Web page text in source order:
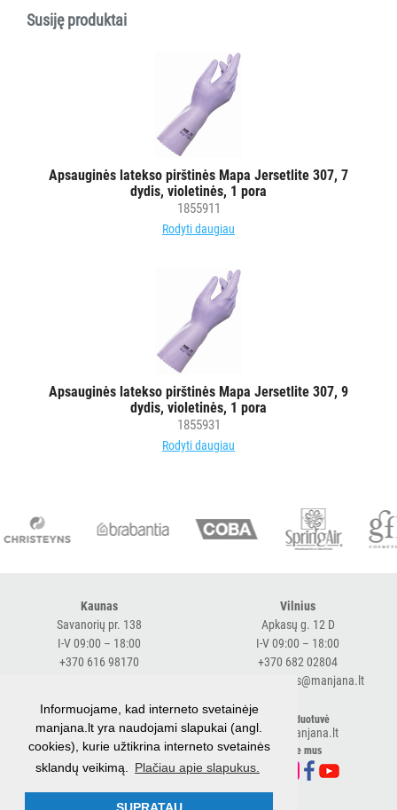
ĮRANGA
GAMINIAI
PRIEMONĖS
MAIŠAI
Susiję produktai
Apsauginės latekso pirštinės Mapa Jersetlite 307, 7
dydis, violetinės, 1 pora
1855911
Rodyti daugiau
Apsauginės latekso pirštinės Mapa Jersetlite 307, 9
dydis, violetinės, 1 pora
1855931
Rodyti daugiau
Kaunas
Savanorių pr. 138
I-V 09:00 – 18:00
+370 616 98170
Vilnius
Apkasų g. 12 D
I-V 09:00 – 18:00
+370 682 02804
expressvilnius@manjana.lt
Klaipėda
Baltijos pr. 26 B
I-V 09:00 – 18:00
+370 616 76501
expressklaipeda@manjana.lt
El. parduotuvė
shop.manjana.lt
Sekite mus
Informuojame, kad interneto svetainėje
manjana.lt yra naudojami slapukai (angl.
cookies), kurie užtikrina interneto svetainės
sklandų veikimą.
Plačiau apie slapukus.